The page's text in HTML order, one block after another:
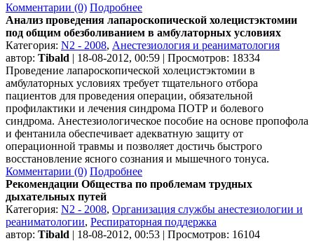
Комментарии (0) Подробнее
Анализ проведения лапароскопической холецистэктомии
под общим обезболиванием в амбулаторных условиях
Категория: N2 - 2008, Анестезиология и реаниматология
автор: Tibald | 18-08-2012, 00:59 | Просмотров: 18334
Проведение лапароскопической холецистэктомии в
амбулаторных условиях требует тщательного отбора
пациентов для проведения операции, обязательной
профилактики и лечения синдрома ПОТР и болевого
синдрома. Анестезиологическое пособие на основе пропофола
и фентанила обеспечивает адекватную защиту от
операционной травмы и позволяет достичь быстрого
восстановление ясного сознания и мышечного тонуса.
Комментарии (0) Подробнее
Рекомендации Общества по проблемам трудных
дыхательных путей
Категория: N2 - 2008, Организация службы анестезиологии и
реаниматологии, Респираторная поддержка
автор: Tibald | 18-08-2012, 00:53 | Просмотров: 16104